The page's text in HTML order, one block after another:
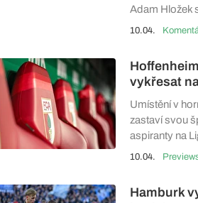
Adam Hložek
10.04.
vykřesat
Umístění v
zastaví svou
aspiranty na
10.04.
Hamburk